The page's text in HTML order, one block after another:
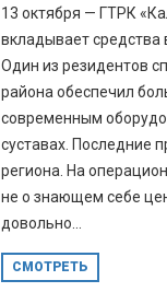
13 октября — ГТРК
вкладывает средства
Один из резидентов
района обеспечил
современным
суставах. Последние
региона. На
не о знающем себе
довольно...
СМОТРЕТЬ